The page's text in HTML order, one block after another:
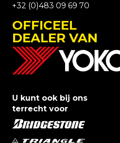
+32 (0)483 09 69 70
OFFICEEL
DEALER VAN
U kunt ook bij ons
terrecht voor